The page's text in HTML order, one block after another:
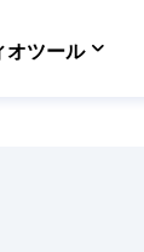
オツール